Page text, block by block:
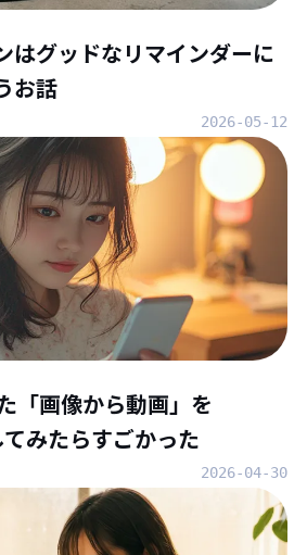
はグッドなリマインダーに
お話
2026-05-12
「画像から動画」を
みたらすごかった
2026-04-30